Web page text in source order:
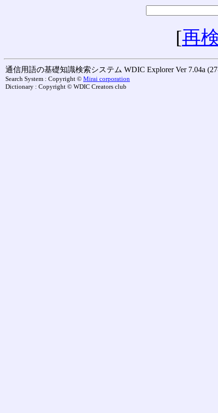
[再
通信用語の基礎知識検索システム WDIC Explorer Ver 7.04a
Search System : Copyright © Mirai corporation
Dictionary : Copyright © WDIC Creators club